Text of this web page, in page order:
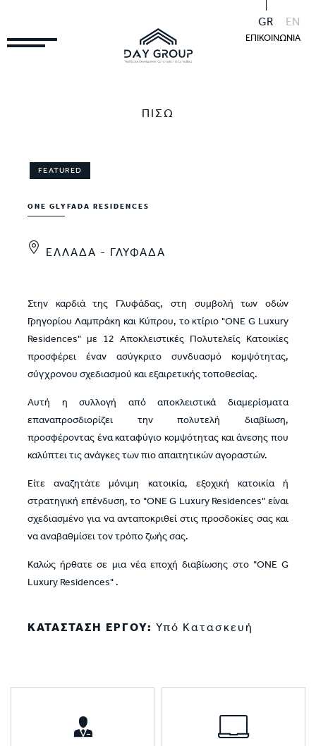
ΕΠΙΚΟΙΝΩΝΙΑ
GR EN
ΠΙΣΩ
FEATURED
ONE GLYFADA RESIDENCES
ΕΛΛΑΔΑ - ΓΛΥΦΑΔΑ
Στην καρδιά της Γλυφάδας, στη συμβολή των οδών
Γρηγορίου Λαμπράκη και Κύπρου, το κτίριο "ONE G Luxury
Residences" με 12 Αποκλειστικές Πολυτελείς Κατοικίες
προσφέρει έναν ασύγκριτο συνδυασμό κομψότητας,
σύγχρονου σχεδιασμού και εξαιρετικής τοποθεσίας.
Αυτή η συλλογή από αποκλειστικά διαμερίσματα
επαναπροσδιορίζει την πολυτελή διαβίωση,
προσφέροντας ένα καταφύγιο κομψότητας και άνεσης που
καλύπτει τις ανάγκες των πιο απαιτητικών αγοραστών.
Είτε αναζητάτε μόνιμη κατοικία, εξοχική κατοικία ή
στρατηγική επένδυση, το "ONE G Luxury Residences" είναι
σχεδιασμένο για να ανταποκριθεί στις προσδοκίες σας και
να αναβαθμίσει τον τρόπο ζωής σας.
Καλώς ήρθατε σε μια νέα εποχή διαβίωσης στο "ONE G
Luxury Residences" .
ΚΑΤΑΣΤΑΣΗ ΕΡΓΟΥ: Υπό Κατασκευή